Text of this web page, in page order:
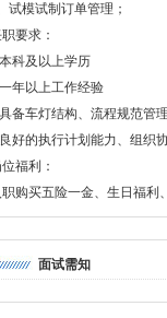
试模试制订单管理；
要求：
科及以上学历
年以上工作经验
备车灯结构、流程规范管
好的执行计划能力、组织
福利：
职购买五险一金、生日福利
面试需知